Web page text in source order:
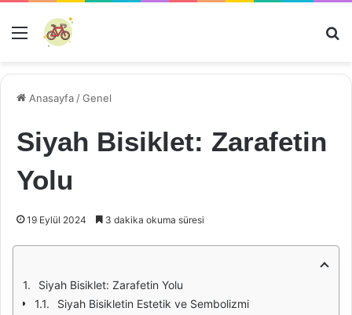
Menü
Anasayfa /Genel
Siyah Bisiklet: Zarafetin
Yolu
19 Eylül 2024 3 dakika okuma süresi
Siyah Bisiklet: Zarafetin Yolu
Siyah Bisikletin Estetik ve Sembolizmi